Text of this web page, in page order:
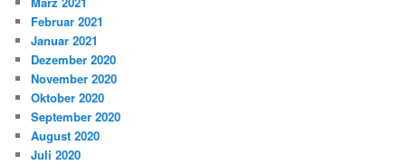
Februar 2021
Januar 2021
Dezember 2020
November 2020
Oktober 2020
September 2020
August 2020
Juli 2020